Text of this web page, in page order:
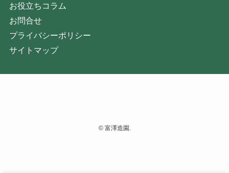
お役立ちコラム
お問合せ
プライバシーポリシー
サイトマップ
©富澤造園.